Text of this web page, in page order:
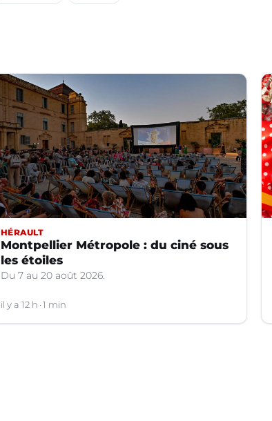
HÉRAULT
Montpellier Métropole : du ciné sous
les étoiles
Du 7 au 20 août 2026.
il y a 12 h 1 min